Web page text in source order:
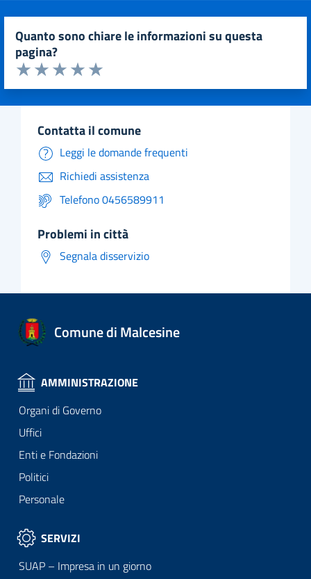
quanto sono chiare le informazioni su questa
pagina?
Valuta da 1 a 5 stelle la pagina
Valuta 5 stelle su 5
Valuta 4 stelle su 5
Valuta 3 stelle su 5
Valuta 2 stelle su 5
Valuta 1 stelle su 5
contatta il comune
Leggi le domande frequenti
Richiedi assistenza
Telefono 0456589911
problemi in città
Segnala disservizio
Comune di Malcesine
AMMINISTRAZIONE
Organi di Governo
Uffici
Enti e Fondazioni
Politici
Personale
SERVIZI
SUAP – Impresa in un giorno